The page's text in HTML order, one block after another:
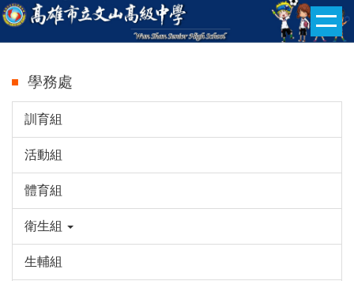
跳
到
內
學務處
訓育組
活動組
體育組
衛生組
生輔組